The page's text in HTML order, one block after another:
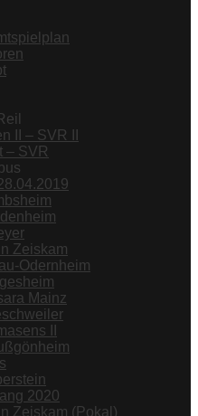
II – SVR II
– SVR
Zeiskam
Odernheim
Mainz
II
2020
Zeiskam (Pokal)